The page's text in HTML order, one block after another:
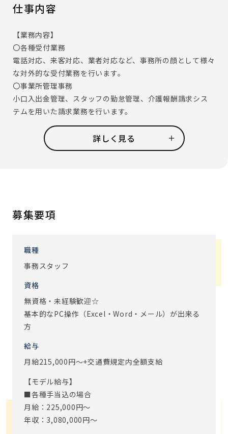
仕事内容
【業務内容】
〇各種受付業務
電話対応、来客対応、業者対応など、事務所の顔として様々
な対外的な受付業務を行います。
〇事業所管理事務
小口入出金管理、スタッフの勤怠管理、介護報酬請求シス
テムを用いた請求業務を行います。
そのほか、事業所の管理職であるホーム長やセンター長を
補佐し資料作成のお手伝いなども行います。
〇その他雑務
・9:00 事務所清掃＆カフェコーナーの準備
・9:15 業務日誌やメールを確認し、今日の仕事の準備
握）
・12:00 来客対応・入居者のお問い合わせ等を対応
意もあります♪）
・14:00 介護請求システム入力（PCを使って情報入力）
・16:00 小口入出金締め（当日の小口現金管理や発送物の
対応）
・18:00 退勤（本日もお疲れ様でした！）
安心してください｡
単なる事務仕事ではなかなか味わえない､｢誰かの役に立って
いる｣実感が味わえます｡
詳しく見る
募集要項
職種
事務スタッフ
資格
無資格・未経験歓迎☆
基本的なPC操作（Excel・Word・メール）が出来る
方
給与
月給215,000円～+交通費規定内全額支給
【モデル給与】
■各種手当込の場合
月給：225,000円～
年収：3,080,000円～